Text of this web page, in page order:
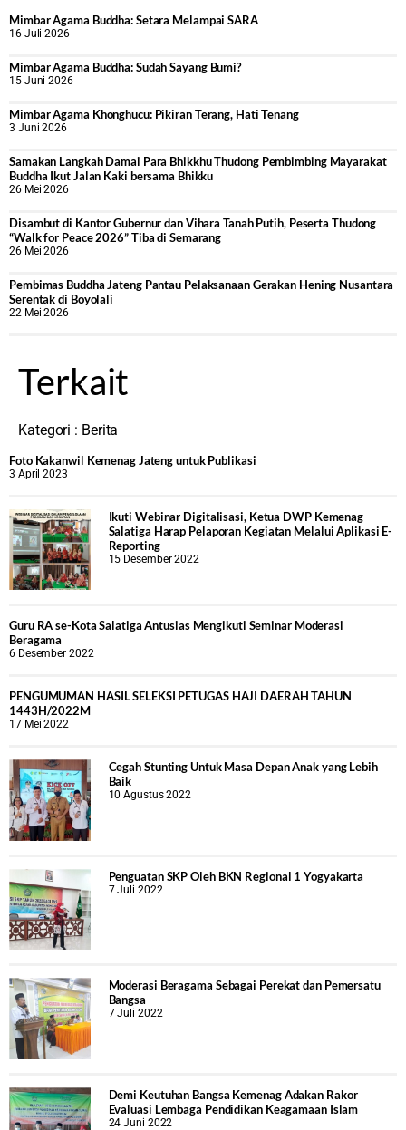
Mimbar Agama Buddha: Setara Melampai SARA
16 Juli 2026
Mimbar Agama Buddha: Sudah Sayang Bumi?
15 Juni 2026
Mimbar Agama Khonghucu: Pikiran Terang, Hati Tenang
3 Juni 2026
Samakan Langkah Damai Para Bhikkhu Thudong Pembimbing Mayarakat
Buddha Ikut Jalan Kaki bersama Bhikku
26 Mei 2026
Disambut di Kantor Gubernur dan Vihara Tanah Putih, Peserta Thudong
“Walk for Peace 2026” Tiba di Semarang
26 Mei 2026
‎Pembimas Buddha Jateng Pantau Pelaksanaan Gerakan Hening Nusantara
Serentak di Boyolali
22 Mei 2026
Terkait
Kategori : Berita
Foto Kakanwil Kemenag Jateng untuk Publikasi
3 April 2023
Ikuti Webinar Digitalisasi, Ketua DWP Kemenag
Salatiga Harap Pelaporan Kegiatan Melalui Aplikasi E-
Reporting
15 Desember 2022
Guru RA se-Kota Salatiga Antusias Mengikuti Seminar Moderasi
Beragama
6 Desember 2022
PENGUMUMAN HASIL SELEKSI PETUGAS HAJI DAERAH TAHUN
1443H/2022M
17 Mei 2022
Cegah Stunting Untuk Masa Depan Anak yang Lebih
Baik
10 Agustus 2022
Penguatan SKP Oleh BKN Regional 1 Yogyakarta
7 Juli 2022
Moderasi Beragama Sebagai Perekat dan Pemersatu
Bangsa
7 Juli 2022
Demi Keutuhan Bangsa Kemenag Adakan Rakor
Evaluasi Lembaga Pendidikan Keagamaan Islam
24 Juni 2022